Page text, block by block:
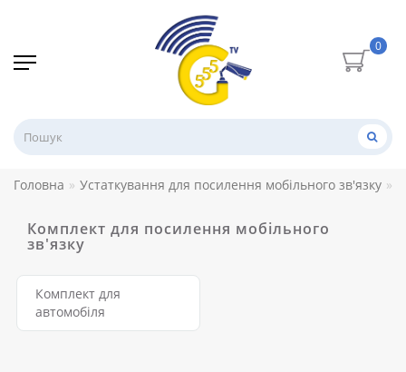
0
Головна Устаткування для посилення мобільного зв'язку
Комплект для посилення мобільного
зв'язку
Комплект для
автомобіля